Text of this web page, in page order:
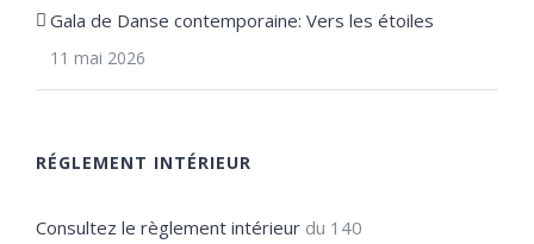
Gala de Danse contemporaine: Vers les étoiles
11 mai 2026
RÉGLEMENT INTÉRIEUR
Consultez le règlement intérieur du 140